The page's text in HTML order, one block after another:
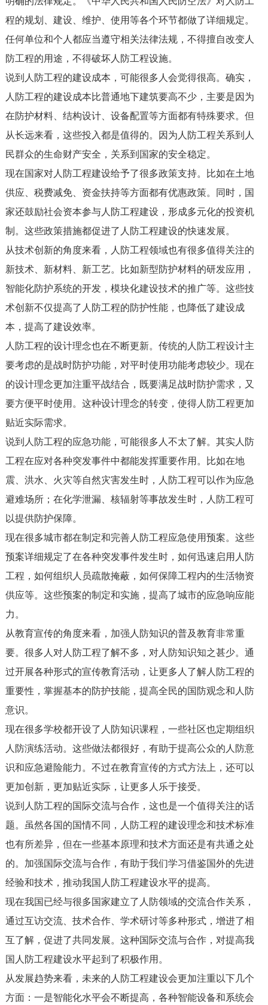
程的规划、建设、维护、使用等各个环节都做了详细规定。
任何单位和个人都应当遵守相关法律法规，不得擅自改变人
防工程的用途，不得破坏人防工程设施。
说到人防工程的建设成本，可能很多人会觉得很高。确实，
人防工程的建设成本比普通地下建筑要高不少，主要是因为
在防护材料、结构设计、设备配置等方面都有特殊要求。但
从长远来看，这些投入都是值得的。因为人防工程关系到人
民群众的生命财产安全，关系到国家的安全稳定。
现在国家对人防工程建设给予了很多政策支持。比如在土地
供应、税费减免、资金扶持等方面都有优惠政策。同时，国
家还鼓励社会资本参与人防工程建设，形成多元化的投资机
制。这些政策措施都促进了人防工程建设的快速发展。
从技术创新的角度来看，人防工程领域也有很多值得关注的
新技术、新材料、新工艺。比如新型防护材料的研发应用，
智能化防护系统的开发，模块化建设技术的推广等。这些技
术创新不仅提高了人防工程的防护性能，也降低了建设成
本，提高了建设效率。
人防工程的设计理念也在不断更新。传统的人防工程设计主
要考虑的是战时防护功能，对平时使用功能考虑较少。现在
的设计理念更加注重平战结合，既要满足战时防护需求，又
要方便平时使用。这种设计理念的转变，使得人防工程更加
贴近实际需求。
说到人防工程的应急功能，可能很多人不太了解。其实人防
工程在应对各种突发事件中都能发挥重要作用。比如在地
震、洪水、火灾等自然灾害发生时，人防工程可以作为应急
避难场所；在化学泄漏、核辐射等事故发生时，人防工程可
以提供防护保障。
现在很多城市都在制定和完善人防工程应急使用预案。这些
预案详细规定了在各种突发事件发生时，如何迅速启用人防
工程，如何组织人员疏散掩蔽，如何保障工程内的生活物资
供应等。这些预案的制定和实施，提高了城市的应急响应能
力。
从教育宣传的角度来看，加强人防知识的普及教育非常重
要。很多人对人防工程了解不多，对人防知识知之甚少。通
过开展各种形式的宣传教育活动，让更多人了解人防工程的
重要性，掌握基本的防护技能，提高全民的国防观念和人防
意识。
现在很多学校都开设了人防知识课程，一些社区也定期组织
人防演练活动。这些做法都很好，有助于提高公众的人防意
识和应急避险能力。不过在教育宣传的方式方法上，还可以
更加创新，更加贴近实际，让更多人乐于接受。
说到人防工程的国际交流与合作，这也是一个值得关注的话
题。虽然各国的国情不同，人防工程的建设理念和技术标准
也有所差异，但在一些基本原理和技术方面还是有共通之处
的。加强国际交流与合作，有助于我们学习借鉴国外的先进
经验和技术，推动我国人防工程建设水平的提高。
现在我国已经与很多国家建立了人防领域的交流合作关系，
通过互访交流、技术合作、学术研讨等多种形式，增进了相
互了解，促进了共同发展。这种国际交流与合作，对提高我
国人防工程建设水平起到了积极作用。
从发展趋势来看，未来的人防工程建设会更加注重以下几个
方面：一是智能化水平会不断提高，各种智能设备和系统会